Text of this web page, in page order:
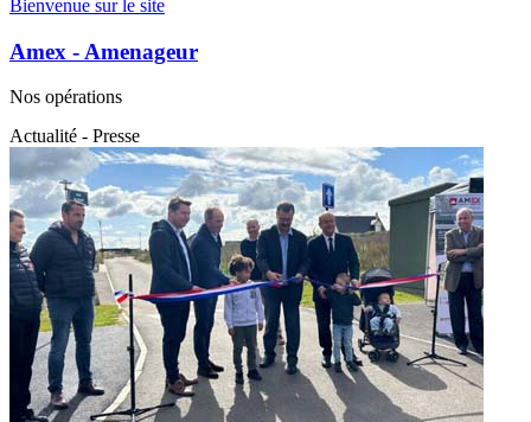
Bienvenue sur le site
Amex - Amenageur
Nos opérations
Actualité - Presse